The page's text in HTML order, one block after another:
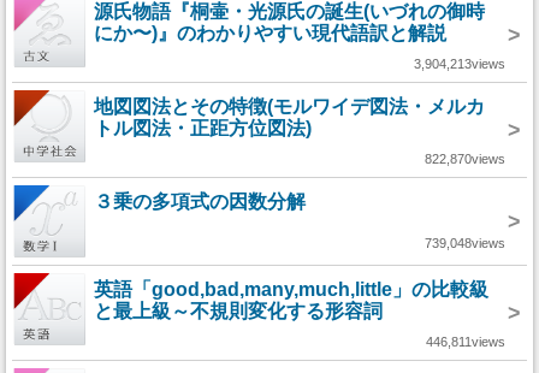
源氏物語『桐壷・光源氏の誕生(いづれの御時
にか〜)』のわかりやすい現代語訳と解説
>
3,904,213views
地図図法とその特徴(モルワイデ図法・メルカ
トル図法・正距方位図法)
>
822,870views
３乗の多項式の因数分解
>
739,048views
英語「good,bad,many,much,little」の比較級
と最上級～不規則変化する形容詞
>
446,811views